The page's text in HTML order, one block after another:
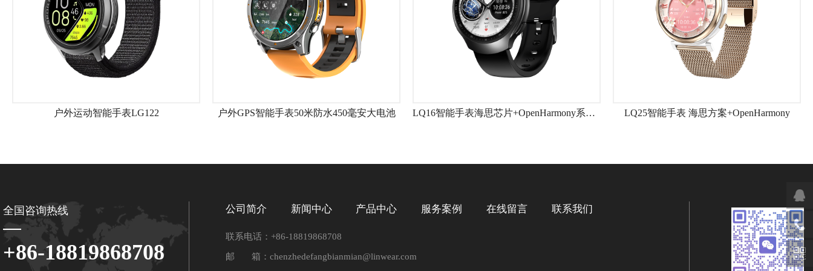
户外运动智能手表LG122 户外GPS智能手表50米防水450毫安大电池 LQ16智能手表海思芯片+OpenHarmony系统3A级通话降噪 LQ25智能手表 海思方案+OpenHarmony
全国咨询热线
+86-18819868708
公司简介 新闻中心 产品中心 服务案例 在线留言 联系我们
联系电话：+86-18819868708
邮 箱：chenzhedefangbianmian@linwear.com